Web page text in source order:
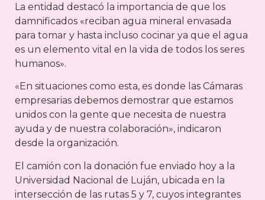
La entidad destacó la importancia de que los
damnificados «reciban agua mineral envasada
para tomar y hasta incluso cocinar ya que el agua
es un elemento vital en la vida de todos los seres
humanos».
«En situaciones como esta, es donde las Cámaras
empresarias debemos demostrar que estamos
unidos con la gente que necesita de nuestra
ayuda y de nuestra colaboración», indicaron
desde la organización.
El camión con la donación fue enviado hoy a la
Universidad Nacional de Luján, ubicada en la
intersección de las rutas 5 y 7, cuyos integrantes